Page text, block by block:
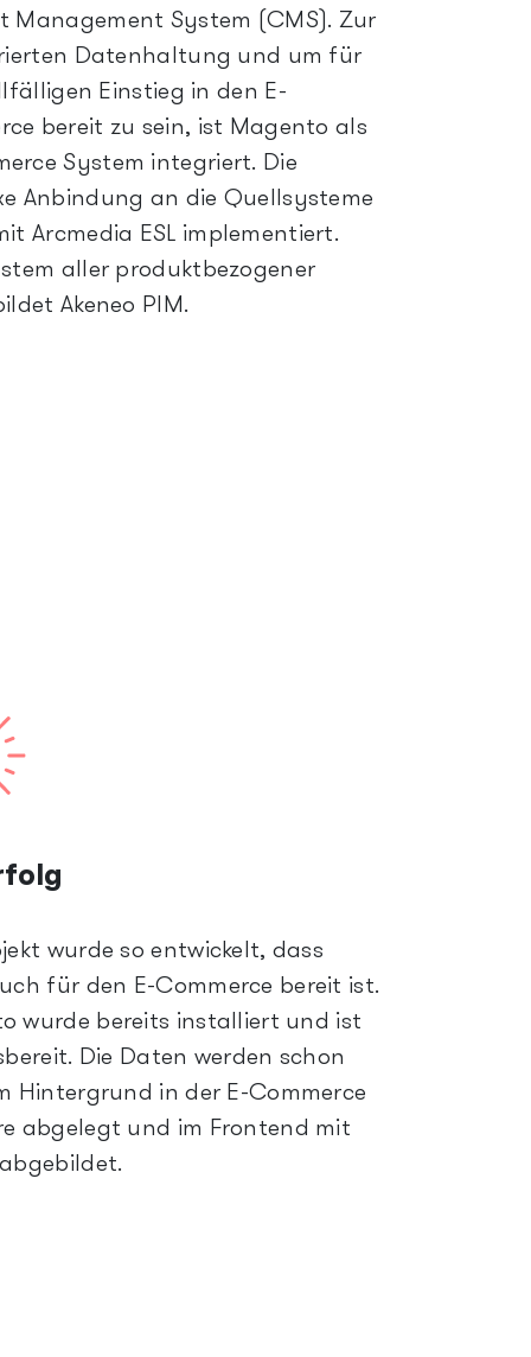
Management System (CMS). Zur
Datenhaltung und um für
Einstieg in den E-
bereit zu sein, ist Magento als
System integriert. Die
Anbindung an die Quellsysteme
Arcmedia ESL implementiert.
aller produktbezogener
Akeneo PIM.
wurde so entwickelt, dass
für den E-Commerce bereit ist.
wurde bereits installiert und ist
Die Daten werden schon
Hintergrund in der E-Commerce
abgelegt und im Frontend mit